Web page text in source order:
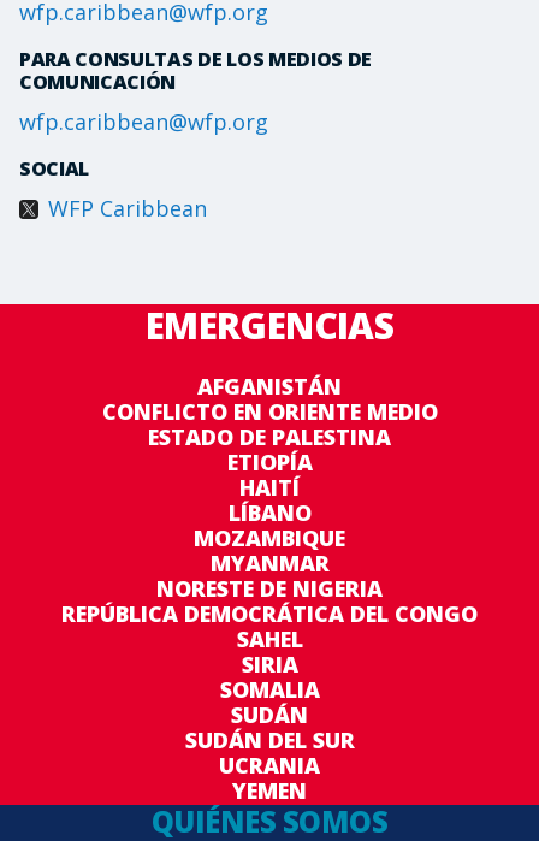
wfp.caribbean@wfp.org
PARA CONSULTAS DE LOS MEDIOS DE
COMUNICACIÓN
wfp.caribbean@wfp.org
SOCIAL
WFP Caribbean
EMERGENCIAS
AFGANISTÁN
CONFLICTO EN ORIENTE MEDIO
ESTADO DE PALESTINA
ETIOPÍA
HAITÍ
LÍBANO
MOZAMBIQUE
MYANMAR
NORESTE DE NIGERIA
REPÚBLICA DEMOCRÁTICA DEL CONGO
SAHEL
SIRIA
SOMALIA
SUDÁN
SUDÁN DEL SUR
UCRANIA
YEMEN
QUIÉNES SOMOS